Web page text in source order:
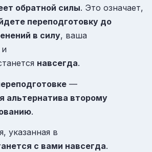
обратной силы. Это означает,
переподготовку до
в силу, ваша
навсегда.
—
альтернатива второму
.
указанная в
с вами навсегда.